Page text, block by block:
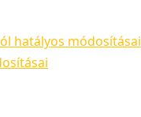
hatályos módosításai